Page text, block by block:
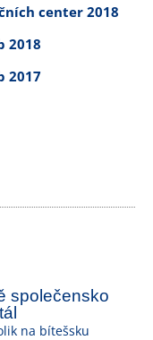
center 2018
2018
2017
společensko
na bítešsku